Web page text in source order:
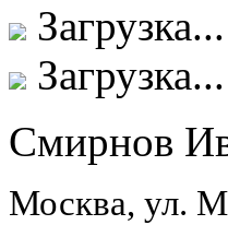
Загрузка...
Загрузка...
Смирнов
Москва, ул.